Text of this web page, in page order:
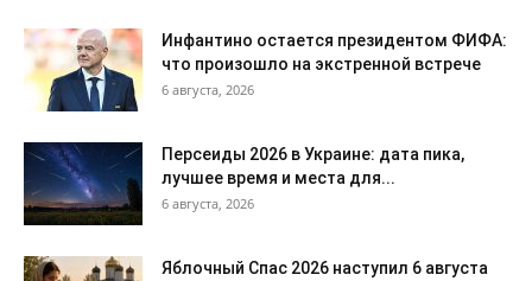
Инфантино остается президентом ФИФА:
что произошло на экстренной встрече
6 августа, 2026
Персеиды 2026 в Украине: дата пика,
лучшее время и места для...
6 августа, 2026
Яблочный Спас 2026 наступил 6 августа